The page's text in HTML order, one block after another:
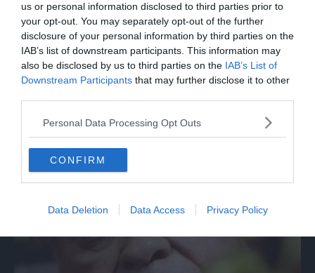
us or personal information disclosed to third parties prior to
your opt-out. You may separately opt-out of the further
disclosure of your personal information by third parties on the
IAB’s list of downstream participants. This information may
also be disclosed by us to third parties on the IAB’s List of
Downstream Participants that may further disclose it to other
Personal Data Processing Opt Outs
CONFIRM
Data Deletion Data Access Privacy Policy
Armony, Mastandrea diretto da Albertini
presenta la sua famiglia diversa ma felice